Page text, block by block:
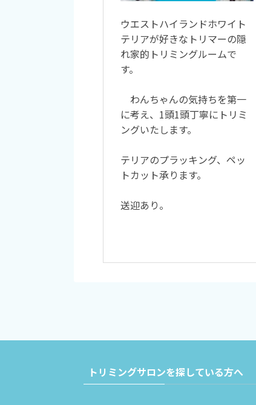
ウエストハイランドホワイト
テリアが好きなトリマーの隠
れ家的トリミングルームで
す。
わんちゃんの気持ちを第一
に考え、1頭1頭丁寧にトリミ
ングいたします。
テリアのプラッキング、ペッ
トカット承ります。
送迎あり。
トリミングサロンを探している方へ